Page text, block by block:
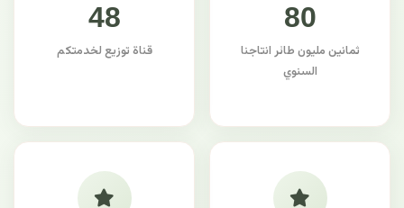
80
ثمانين مليون طائر انتاجنا
السنوي
48
قناة توزيع لخدمتكم